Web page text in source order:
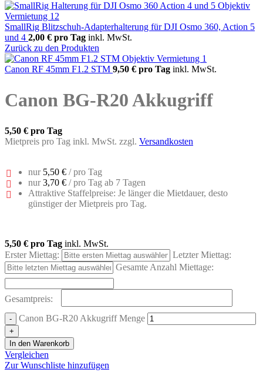
SmallRig Blitzschuh-Adapterhalterung für DJI Osmo 360, Action 5
und 4 2,00 € pro Tag inkl. MwSt.
Zurück zu den Produkten
Canon RF 45mm F1.2 STM 9,50 € pro Tag inkl. MwSt.
Canon BG-R20 Akkugriff
5,50 € pro Tag
Mietpreis pro Tag inkl. MwSt. zzgl. Versandkosten
nur 5,50 € / pro Tag
nur3,70 € / pro Tag ab 7 Tagen
Attraktive Staffelpreise: Je länger die Mietdauer, desto
günstiger der Mietpreis pro Tag.
5,50 € pro Tag inkl. MwSt.
Erster Miettag:
Letzter Miettag:
Gesamte Anzahl Miettage:
Gesamtpreis:
Canon BG-R20 Akkugriff Menge
In den Warenkorb
Vergleichen
Zur Wunschliste hinzufügen